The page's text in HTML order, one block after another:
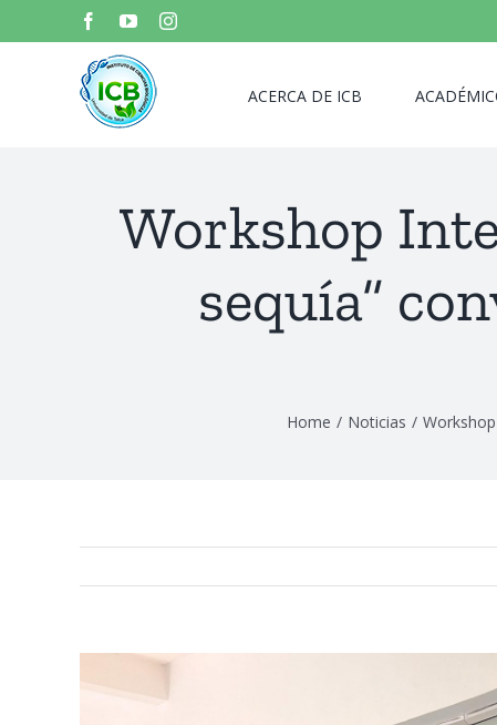
to
FacebookYouTubeInstagram
ACERCA DE ICB
Workshop
sequía”
Home / Noticias /
Larger